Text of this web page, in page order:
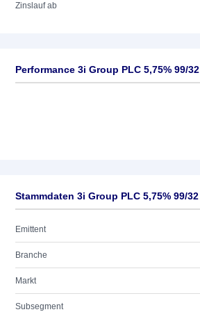
Zinslauf ab
Performance 3i Group PLC 5,75% 99/32
Stammdaten 3i Group PLC 5,75% 99/32
Emittent
Branche
Markt
Subsegment